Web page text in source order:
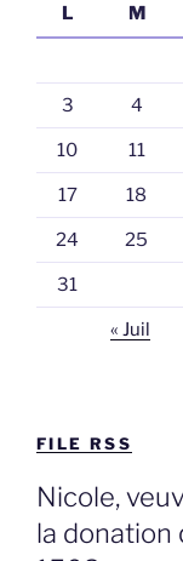
L
M
3 4
10 11
17 18
24 25
31
« Juil
FILE RSS
Nicole,
la donation